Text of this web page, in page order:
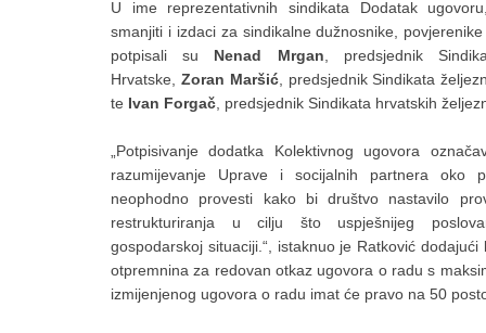
U ime reprezentativnih sindikata Dodatak
smanjiti i izdaci za sindikalne dužnosnike,
potpisali su Nenad Mrgan, predsjednik
Hrvatske, Zoran Maršić, predsjednik Sindikata
te Ivan Forgač, predsjednik Sindikata hrvatskih
„Potpisivanje dodatka Kolektivnog ugovora
razumijevanje Uprave i socijalnih partnera oko
neophodno provesti kako bi društvo nastavilo
restrukturiranja u cilju što uspješnijeg
gospodarskoj situaciji.“, istaknuo je Ratković
otpremnina za redovan otkaz ugovora o radu s
izmijenjenog ugovora o radu imat će pravo na 50